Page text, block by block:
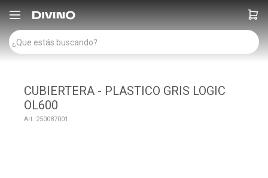

CUBIERTERA - PLASTICO GRIS LOGIC
OL600
250087001